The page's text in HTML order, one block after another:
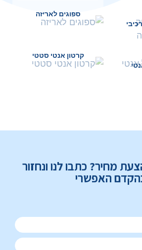
ספוגים לאריזה
קרטון אנטי סטטי
מחיר? כתבו לנו ונחזור
האפשרי